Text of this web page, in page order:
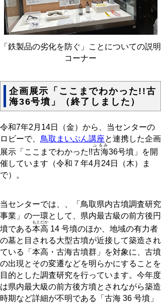
「鉄製品の劣化を防ぐ」ことについての説明
コーナー
企画展示「ここまでわかった!!古
海36号墳」（終了しました）
令和7年2月14日（金）から、当センターの
ロビーで、 鳥取まいぶん講座と連携した企画
展示「ここまでわかった!!古海
ふるみ
36号墳」を開
催しています（令和７年4月24日（木）ま
で）。
当センターでは、、「鳥取県内古墳調査研究
事業」の一環として、県内最古級の前方後円
墳である本高
もとだか
14 号墳のほか、地域の有力者
の墓と目される大型古墳が近接して築造され
ている「本高・古海古墳群」を対象に、古墳
の出現とその変遷などを明らかにすることを
目的とした調査研究を行っています。今年度
は県内最大級の前方後方墳とされながら築造
時期など詳細が不明である「古海 36 号墳」